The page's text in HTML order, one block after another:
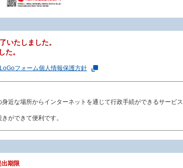
いたしました。
た。
フォーム個人情報保護方針
近な場所からインターネットを通じて行政手続ができるサービス
ができて便利です。
期限